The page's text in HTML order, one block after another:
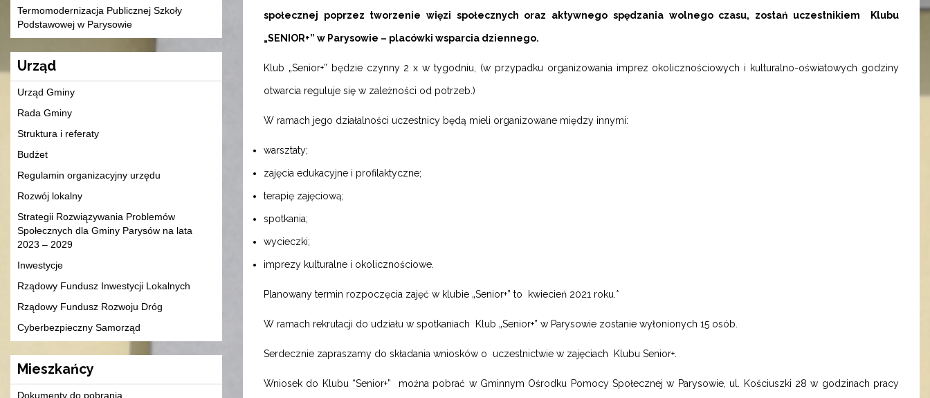
Termomodernizacja Publicznej Szkoły
Podstawowej w Parysowie
Urząd
Urząd Gminy
Rada Gminy
Struktura i referaty
Budżet
Regulamin organizacyjny urzędu
Rozwój lokalny
Strategii Rozwiązywania Problemów
Społecznych dla Gminy Parysów na lata
2023 – 2029
Inwestycje
Rządowy Fundusz Inwestycji Lokalnych
Rządowy Fundusz Rozwoju Dróg
Cyberbezpieczny Samorząd
Mieszkańcy
Dokumenty do pobrania
społecznej poprzez tworzenie więzi społecznych oraz aktywnego spędzania wolnego czasu, zostań uczestnikiem Klubu
„SENIOR+” w Parysowie – placówki wsparcia dziennego.
Klub „Senior+” będzie czynny 2 x w tygodniu, (w przypadku organizowania imprez okolicznościowych i kulturalno-oświatowych godziny
otwarcia reguluje się w zależności od potrzeb.)
W ramach jego działalności uczestnicy będą mieli organizowane między innymi:
warsztaty;
zajęcia edukacyjne i profilaktyczne;
terapię zajęciową;
spotkania;
wycieczki;
imprezy kulturalne i okolicznościowe.
Planowany termin rozpoczęcia zajęć w klubie „Senior+” to kwiecień 2021 roku.*
W ramach rekrutacji do udziału w spotkaniach Klub „Senior+” w Parysowie zostanie wyłonionych 15 osób.
Serdecznie zapraszamy do składania wniosków o uczestnictwie w zajęciach Klubu Senior+.
Wniosek do Klubu “Senior+” można pobrać w Gminnym Ośrodku Pomocy Społecznej w Parysowie, ul. Kościuszki 28 w godzinach pracy